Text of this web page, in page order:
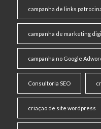
campanha de links
campanha de marketing
campanha no Google
Consultoria SEO
criaçao de site wordpress